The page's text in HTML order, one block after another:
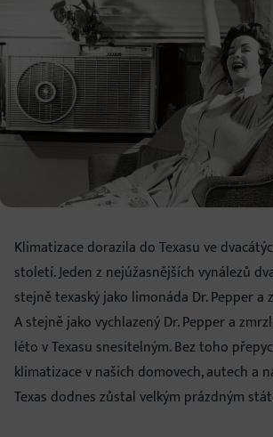
Klimatizace dorazila do Texasu ve
století. Jeden z nejúžasnějších vynálezů
stejně texaský jako limonáda Dr. Pepper a
A stejně jako vychlazený Dr. Pepper a
léto v Texasu snesitelným. Bez toho
klimatizace v našich domovech, autech a
Texas dodnes zůstal velkým prázdným